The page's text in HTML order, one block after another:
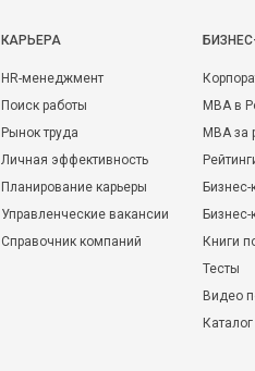
КАРЬЕРА
HR-менеджмент
Поиск работы
Рынок труда
Личная эффективность
Планирование карьеры
Управленческие вакансии
Справочник компаний
MBA в
MBA
Бизнес-
Книги
Тесты
Видео